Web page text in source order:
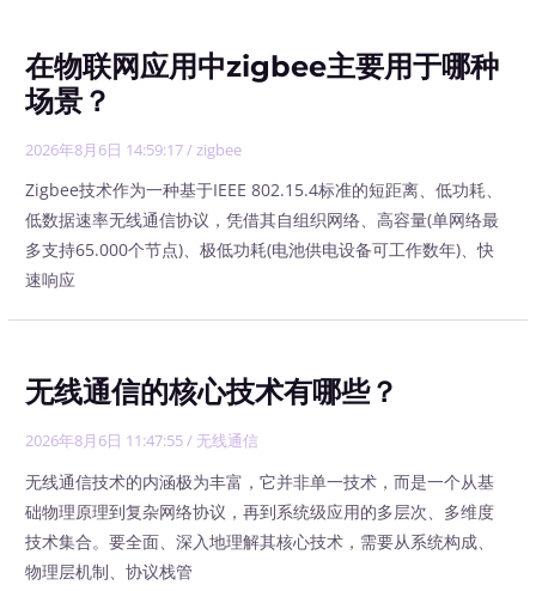
在物联网应用中zigbee主要用于哪种
场景？
2026年8月6日 14:59:17/zigbee
Zigbee技术作为一种基于IEEE 802.15.4标准的短距离、低功耗、
低数据速率无线通信协议，凭借其自组织网络、高容量(单网络最
多支持65.000个节点)、极低功耗(电池供电设备可工作数年)、快
速响应
无线通信的核心技术有哪些？
2026年8月6日 11:47:55/ 无线通信
无线通信技术的内涵极为丰富，它并非单一技术，而是一个从基
础物理原理到复杂网络协议，再到系统级应用的多层次、多维度
技术集合。要全面、深入地理解其核心技术，需要从系统构成、
物理层机制、协议栈管